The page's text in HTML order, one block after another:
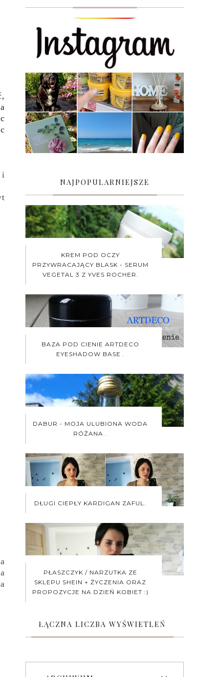
i
NAJPOPULARNIEJSZE
KREM POD OCZY
PRZYWRACAJĄCY BLASK - SERUM
VEGETAL 3 Z YVES ROCHER.
BAZA POD CIENIE ARTDECO
EYESHADOW BASE .
DABUR - MOJA ULUBIONA WODA
RÓŻANA .
DŁUGI CIEPŁY KARDIGAN ZAFUL.
PŁASZCZYK / NARZUTKA ZE
SKLEPU SHEIN + ŻYCZENIA ORAZ
PROPOZYCJE NA DZIEŃ KOBIET :)
ŁĄCZNA LICZBA WYŚWIETLEŃ